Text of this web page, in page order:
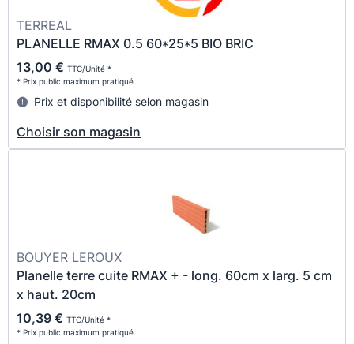
TERREAL
PLANELLE RMAX 0.5 60*25*5 BIO BRIC
13,00 € TTC/Unité *
* Prix public maximum pratiqué
Prix et disponibilité selon magasin
Choisir son magasin
BOUYER LEROUX
Planelle terre cuite RMAX + - long. 60cm x larg. 5 cm
x haut. 20cm
10,39 € TTC/Unité *
* Prix public maximum pratiqué